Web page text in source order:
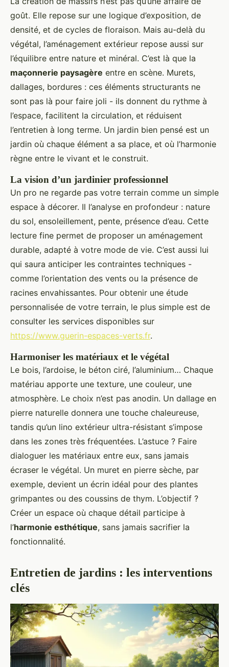
goût. Elle repose sur une logique d’exposition, de
densité, et de cycles de floraison. Mais au-delà du
végétal, l’aménagement extérieur repose aussi sur
l’équilibre entre nature et minéral. C’est là que la
maçonnerie paysagère entre en scène. Murets,
dallages, bordures : ces éléments structurants ne
sont pas là pour faire joli - ils donnent du rythme à
l’espace, facilitent la circulation, et réduisent
l’entretien à long terme. Un jardin bien pensé est un
jardin où chaque élément a sa place, et où l’harmonie
règne entre le vivant et le construit.
La vision d’un jardinier professionnel
Un pro ne regarde pas votre terrain comme un simple
espace à décorer. Il l’analyse en profondeur : nature
du sol, ensoleillement, pente, présence d’eau. Cette
lecture fine permet de proposer un aménagement
durable, adapté à votre mode de vie. C’est aussi lui
qui saura anticiper les contraintes techniques -
comme l’orientation des vents ou la présence de
racines envahissantes. Pour obtenir une étude
personnalisée de votre terrain, le plus simple est de
consulter les services disponibles sur
https://www.guerin-espaces-verts.fr.
Harmoniser les matériaux et le végétal
Le bois, l’ardoise, le béton ciré, l’aluminium… Chaque
matériau apporte une texture, une couleur, une
atmosphère. Le choix n’est pas anodin. Un dallage en
pierre naturelle donnera une touche chaleureuse,
tandis qu’un lino extérieur ultra-résistant s’impose
dans les zones très fréquentées. L’astuce ? Faire
dialoguer les matériaux entre eux, sans jamais
écraser le végétal. Un muret en pierre sèche, par
exemple, devient un écrin idéal pour des plantes
grimpantes ou des coussins de thym. L’objectif ?
Créer un espace où chaque détail participe à
l’harmonie esthétique, sans jamais sacrifier la
fonctionnalité.
Entretien de jardins : les interventions
clés